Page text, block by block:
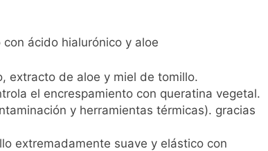
ácido hialurónico y aloe
extracto de aloe y miel de tomillo.
el encrespamiento con queratina vegetal.
y herramientas térmicas). gracias
extremadamente suave y elástico con